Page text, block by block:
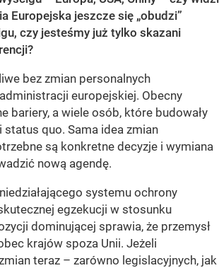
Europejska jeszcze się „obudzi”
czy jesteśmy już tylko skazani
bez zmian personalnych
europejskiej. Obecny
bariery, a wiele osób, które budowały
status quo. Sama idea zmian
są konkretne decyzje i wymiana
nową agendę.
systemu ochrony
egzekucji w stosunku
dominującej sprawia, że przemysł
krajów spoza Unii. Jeżeli
teraz – zarówno legislacyjnych, jak